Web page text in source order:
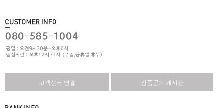
고객센터 연결 상품문의 게시판